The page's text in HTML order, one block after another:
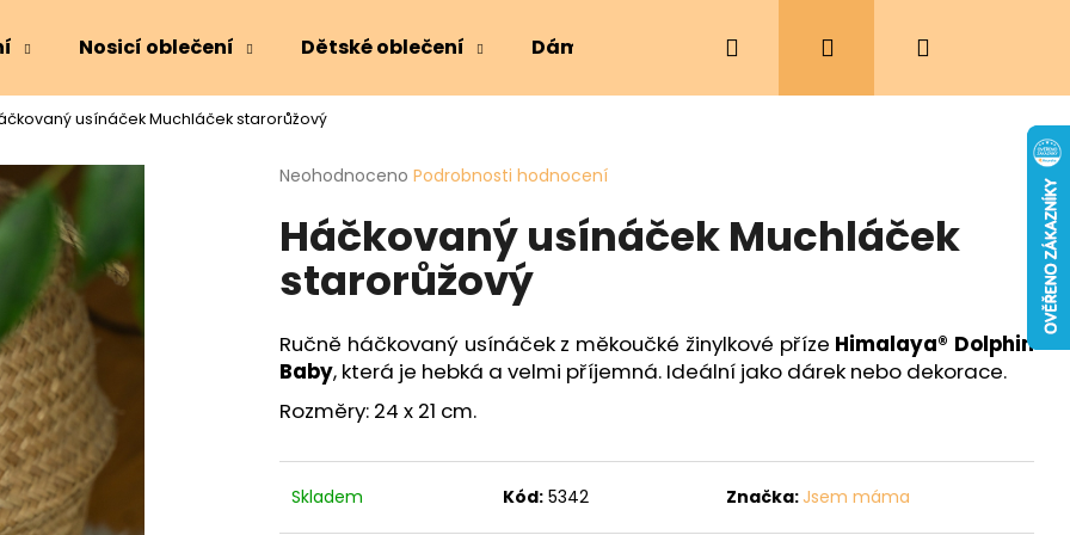
Nosicí oblečení Dětské oblečení Dámské oblečení Ergonomická nosítka
Hledat PřihlášeníNákupní
usínáček Muchláček starorůžový
Průměrné
produktu
je
z
hvězdiček.
Neohodnoceno Podrobnosti hodnocení
Háčkovaný usínáček Muchláček
starorůžový
Ručně háčkovaný usínáček z měkoučké žinylkové příze Himalaya® Dolphin
Baby, která je hebká a velmi příjemná. Ideální jako dárek nebo dekorace.
Rozměry: 24 x 21 cm.
Skladem Kód: 5342 Značka: Jsem máma
Co potřebujete najít?
HLEDAT
Doporučujeme